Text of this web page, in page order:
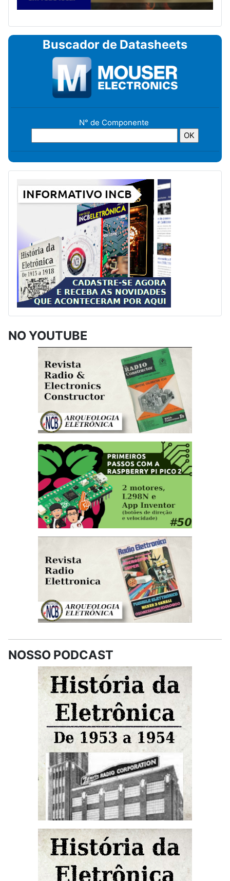
Buscador de Datasheets
N° de Componente
NO YOUTUBE
NOSSO PODCAST